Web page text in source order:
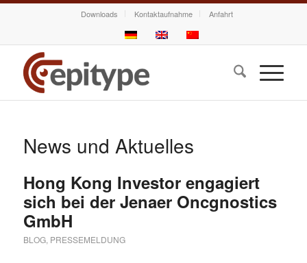
Downloads Kontaktaufnahme Anfahrt
News und Aktuelles
Hong Kong Investor engagiert
sich bei der Jenaer Oncgnostics
GmbH
BLOG, PRESSEMELDUNG